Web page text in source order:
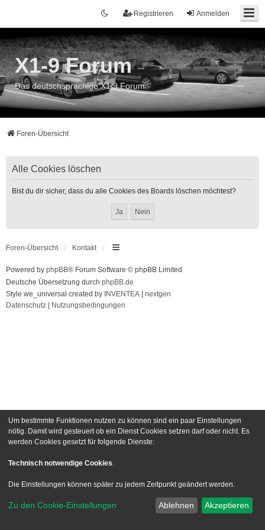
Anmelden
Registrieren
X1-9 Forum
Das deutschsprachige X1/9 Forum
Foren-Übersicht
Alle Cookies löschen
Bist du dir sicher, dass du alle Cookies des Boards löschen möchtest?
Foren-Übersicht Kontakt
Powered by phpBB® Forum Software © phpBB Limited
Deutsche Übersetzung durch phpBB.de
Style we_universal created by INVENTEA
nextgen
Datenschutz
Nutzungsbedingungen
Um bestimmte Funktionen nutzen zu können sind ein paar Einstellungen
nötig. Damit wird gesteuert ob ein Dienst Cookies setzen darf oder nicht. Es
werden Cookies gesetzt für folgende Dienste:
Technisch notwendige Cookies.
Die Einstellungen können später zu jedem Zeitpunkt geändert werden.
Zu den Cookie-Einstellungen Ablehnen Akzeptieren